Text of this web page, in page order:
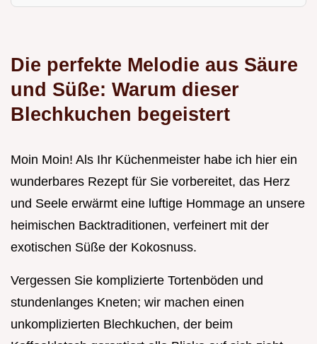
Die perfekte Melodie aus Säure
und Süße: Warum dieser
Blechkuchen begeistert
Moin Moin! Als Ihr Küchenmeister habe ich hier ein
wunderbares Rezept für Sie vorbereitet, das Herz
und Seele erwärmt eine luftige Hommage an unsere
heimischen Backtraditionen, verfeinert mit der
exotischen Süße der Kokosnuss.
Vergessen Sie komplizierte Tortenböden und
stundenlanges Kneten; wir machen einen
unkomplizierten Blechkuchen, der beim